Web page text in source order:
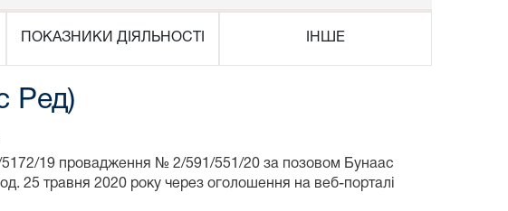
ПОКАЗНИКИ ДІЯЛЬНОСТІ ІНШЕ
Ред)
5172/19 провадження № 2/591/551/20 за позовом Бунаас
25 травня 2020 року через оголошення на веб-порталі